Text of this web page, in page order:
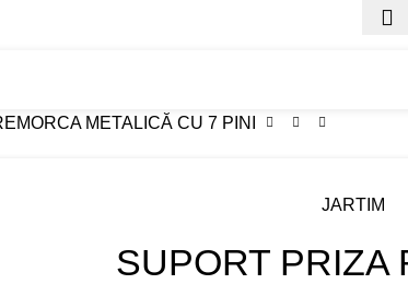
METALICĂ CU 7 PINI
JARTIM
SUPORT PRIZA